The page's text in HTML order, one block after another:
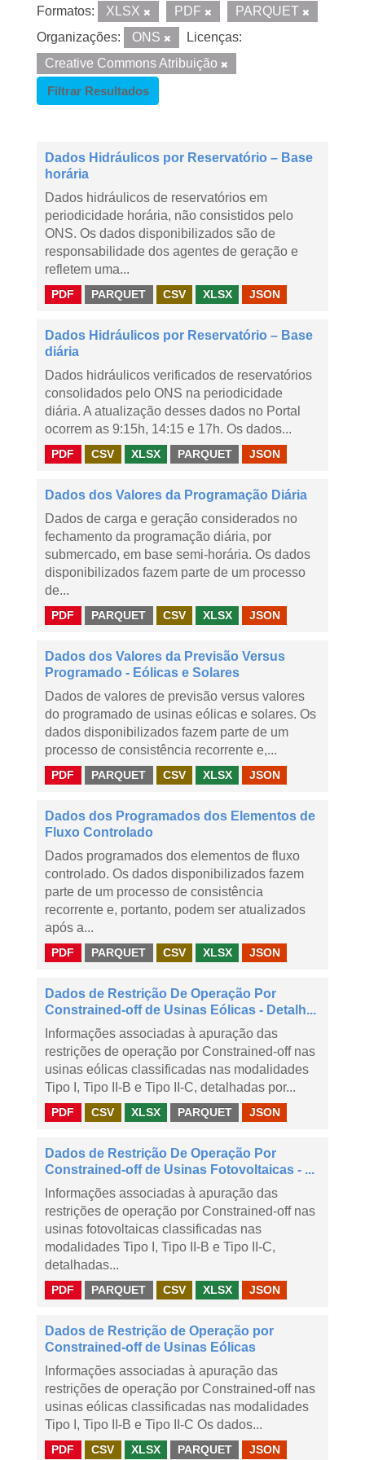
Formatos: XLSX PDF
PARQUET
Organizações:
ONS
Licenças:
Creative Commons Atribuição
Filtrar Resultados
Dados Hidráulicos por Reservatório – Base
horária
Dados hidráulicos de reservatórios em
periodicidade horária, não consistidos pelo
ONS. Os dados disponibilizados são de
responsabilidade dos agentes de geração e
refletem uma...
PDF PARQUET CSV XLSX JSON
Dados Hidráulicos por Reservatório – Base
diária
Dados hidráulicos verificados de reservatórios
consolidados pelo ONS na periodicidade
diária. A atualização desses dados no Portal
ocorrem as 9:15h, 14:15 e 17h. Os dados...
PDF CSV XLSX PARQUET JSON
Dados dos Valores da Programação Diária
Dados de carga e geração considerados no
fechamento da programação diária, por
submercado, em base semi-horária. Os dados
disponibilizados fazem parte de um processo
de...
PDF PARQUET CSV XLSX JSON
Dados dos Valores da Previsão Versus
Programado - Eólicas e Solares
Dados de valores de previsão versus valores
do programado de usinas eólicas e solares. Os
dados disponibilizados fazem parte de um
processo de consistência recorrente e,...
PDF PARQUET CSV XLSX JSON
Dados dos Programados dos Elementos de
Fluxo Controlado
Dados programados dos elementos de fluxo
controlado. Os dados disponibilizados fazem
parte de um processo de consistência
recorrente e, portanto, podem ser atualizados
após a...
PDF PARQUET CSV XLSX JSON
Dados de Restrição De Operação Por
Constrained-off de Usinas Eólicas - Detalh...
Informações associadas à apuração das
restrições de operação por Constrained-off nas
usinas eólicas classificadas nas modalidades
Tipo I, Tipo II-B e Tipo II-C, detalhadas por...
PDF CSV XLSX PARQUET JSON
Dados de Restrição De Operação Por
Constrained-off de Usinas Fotovoltaicas - ...
Informações associadas à apuração das
restrições de operação por Constrained-off nas
usinas fotovoltaicas classificadas nas
modalidades Tipo I, Tipo II-B e Tipo II-C,
detalhadas...
PDF PARQUET CSV XLSX JSON
Dados de Restrição de Operação por
Constrained-off de Usinas Eólicas
Informações associadas à apuração das
restrições de operação por Constrained-off nas
usinas eólicas classificadas nas modalidades
Tipo I, Tipo II-B e Tipo II-C Os dados...
PDF CSV XLSX PARQUET JSON